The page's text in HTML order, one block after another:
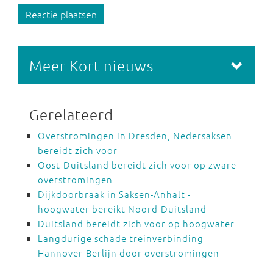
Reactie plaatsen
Meer Kort nieuws
Gerelateerd
Overstromingen in Dresden, Nedersaksen
bereidt zich voor
Oost-Duitsland bereidt zich voor op zware
overstromingen
Dijkdoorbraak in Saksen-Anhalt -
hoogwater bereikt Noord-Duitsland
Duitsland bereidt zich voor op hoogwater
Langdurige schade treinverbinding
Hannover-Berlijn door overstromingen